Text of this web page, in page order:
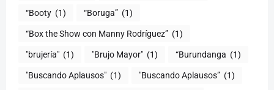
“Booty (1) “Boruga” (1)
“Box the Show con Manny Rodríguez” (1)
"brujería" (1) "Brujo Mayor" (1) “Burundanga (1)
"Buscando Aplausos" (1) "Buscando Aplausos” (1)